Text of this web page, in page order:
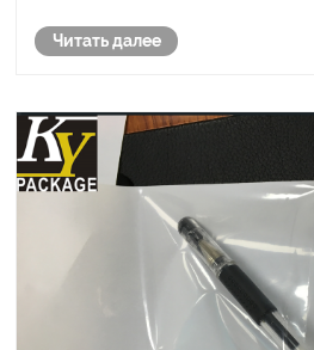
Эти пакеты подходят для
продуктов ......
Читать далее